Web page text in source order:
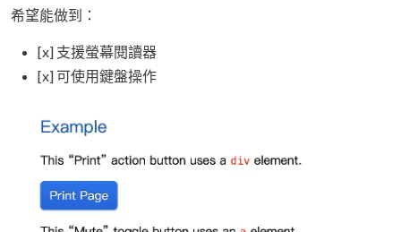
希望能做到：
[x] 支援螢幕閱讀器
[x] 可使用鍵盤操作